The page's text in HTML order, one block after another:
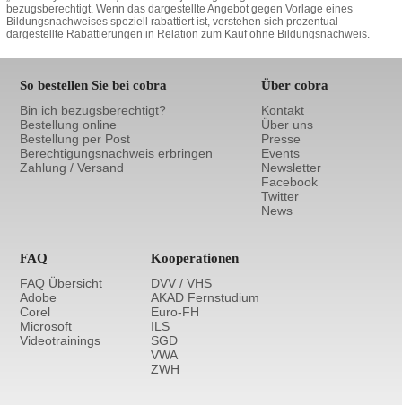
bezugsberechtigt. Wenn das dargestellte Angebot gegen Vorlage eines
Bildungsnachweises speziell rabattiert ist, verstehen sich prozentual
dargestellte Rabattierungen in Relation zum Kauf ohne Bildungsnachweis.
So bestellen Sie bei cobra
Bin ich bezugsberechtigt?
Bestellung online
Bestellung per Post
Berechtigungsnachweis erbringen
Zahlung / Versand
Über cobra
Kontakt
Über uns
Presse
Events
Newsletter
Facebook
Twitter
News
FAQ
FAQ Übersicht
Adobe
Corel
Microsoft
Videotrainings
Kooperationen
DVV / VHS
AKAD Fernstudium
Euro-FH
ILS
SGD
VWA
ZWH